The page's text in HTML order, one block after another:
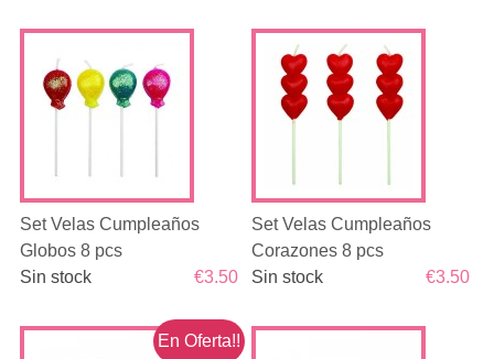
Set Velas Cumpleaños
Globos 8 pcs
€3.50
Sin stock
Set Velas Cumpleaños
Corazones 8 pcs
€3.50
Sin stock
En Oferta!!